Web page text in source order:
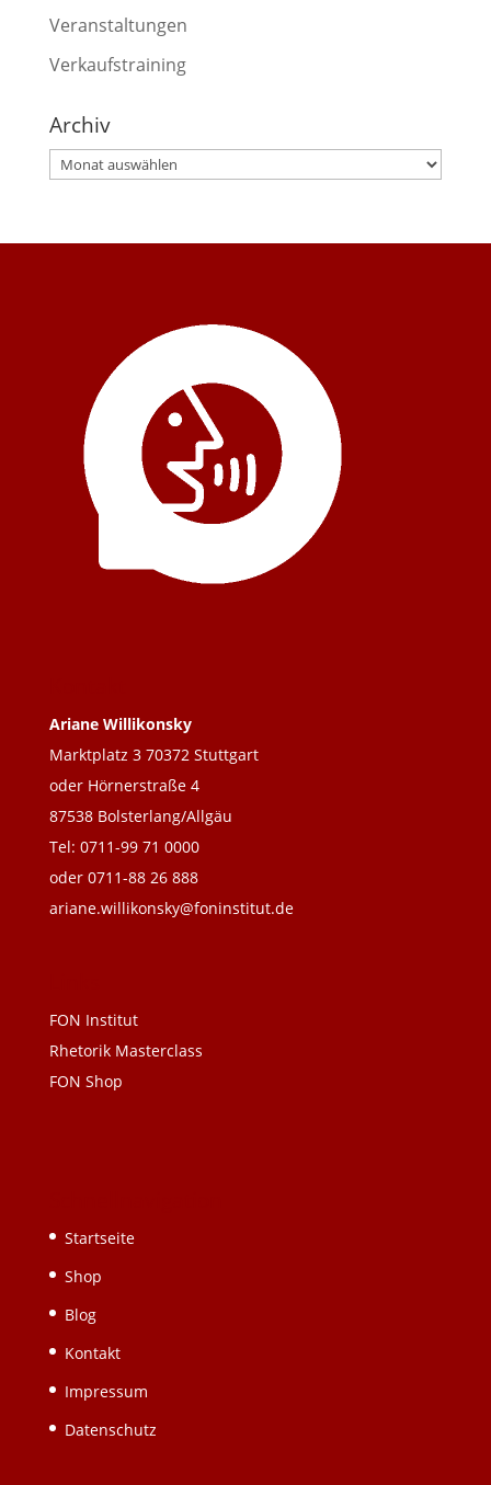
Veranstaltungen
Verkaufstraining
Archiv
Archiv
Ariane Willikonsky
Marktplatz 3 70372 Stuttgart
oder Hörnerstraße 4
87538 Bolsterlang/Allgäu
Tel: 0711-99 71 0000
oder 0711-88 26 888
ariane.willikonsky@foninstitut.de
FON Institut
Rhetorik Masterclass
FON Shop
Startseite
Shop
Blog
Kontakt
Impressum
Datenschutz